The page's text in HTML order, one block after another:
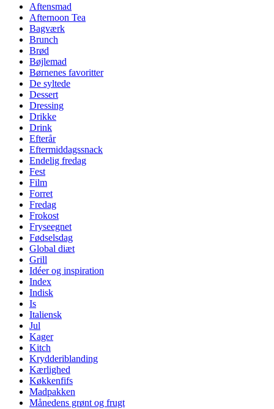
Aftensmad
Afternoon Tea
Bagværk
Brunch
Brød
Bøjlemad
Børnenes favoritter
De syltede
Dessert
Dressing
Drikke
Drink
Efterår
Eftermiddagssnack
Endelig fredag
Fest
Film
Forret
Fredag
Frokost
Fryseegnet
Fødselsdag
Global diæt
Grill
Idéer og inspiration
Index
Indisk
Is
Italiensk
Jul
Kager
Kitch
Krydderiblanding
Kærlighed
Køkkenfifs
Madpakken
Månedens grønt og frugt